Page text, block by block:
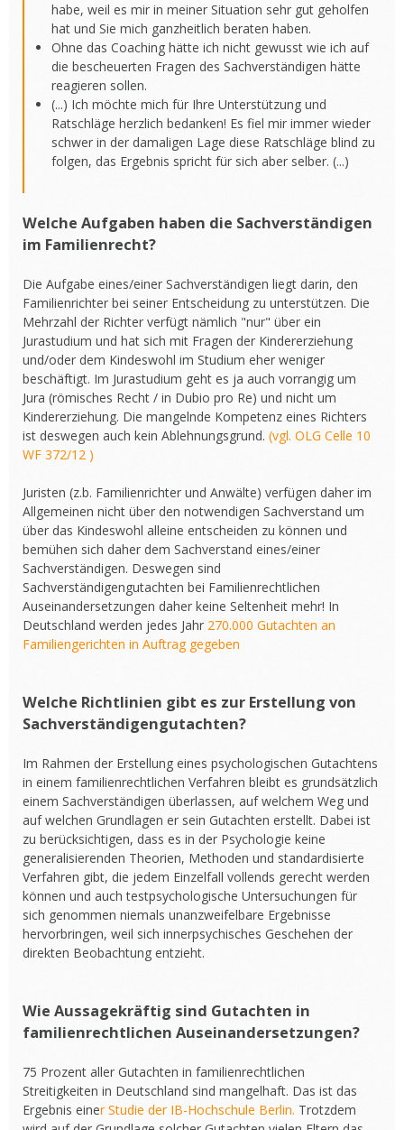
habe, weil es mir in meiner Situation sehr gut geholfen
hat und Sie mich ganzheitlich beraten haben.
Ohne das Coaching hätte ich nicht gewusst wie ich auf
die bescheuerten Fragen des Sachverständigen hätte
reagieren sollen.
(...) Ich möchte mich für Ihre Unterstützung und
Ratschläge herzlich bedanken! Es fiel mir immer wieder
schwer in der damaligen Lage diese Ratschläge blind zu
folgen, das Ergebnis spricht für sich aber selber. (...)
Welche Aufgaben haben die Sachverständigen
im Familienrecht?
Die Aufgabe eines/einer Sachverständigen liegt darin, den
Familienrichter bei seiner Entscheidung zu unterstützen. Die
Mehrzahl der Richter verfügt nämlich "nur" über ein
Jurastudium und hat sich mit Fragen der Kindererziehung
und/oder dem Kindeswohl im Studium eher weniger
beschäftigt. Im Jurastudium geht es ja auch vorrangig um
Jura (römisches Recht / in Dubio pro Re) und nicht um
Kindererziehung. Die mangelnde Kompetenz eines Richters
ist deswegen auch kein Ablehnungsgrund. (vgl. OLG Celle 10
WF 372/12 )
Juristen (z.b. Familienrichter und Anwälte) verfügen daher im
Allgemeinen nicht über den notwendigen Sachverstand um
über das Kindeswohl alleine entscheiden zu können und
bemühen sich daher dem Sachverstand eines/einer
Sachverständigen. Deswegen sind
Sachverständigengutachten bei Familienrechtlichen
Auseinandersetzungen daher keine Seltenheit mehr! In
Deutschland werden jedes Jahr 270.000 Gutachten an
Familiengerichten in Auftrag gegeben
Welche Richtlinien gibt es zur Erstellung von
Sachverständigengutachten?
Im Rahmen der Erstellung eines psychologischen Gutachtens
in einem familienrechtlichen Verfahren bleibt es grundsätzlich
einem Sachverständigen überlassen, auf welchem Weg und
auf welchen Grundlagen er sein Gutachten erstellt. Dabei ist
zu berücksichtigen, dass es in der Psychologie keine
generalisierenden Theorien, Methoden und standardisierte
Verfahren gibt, die jedem Einzelfall vollends gerecht werden
können und auch testpsychologische Untersuchungen für
sich genommen niemals unanzweifelbare Ergebnisse
hervorbringen, weil sich innerpsychisches Geschehen der
direkten Beobachtung entzieht.
Wie Aussagekräftig sind Gutachten in
familienrechtlichen Auseinandersetzungen?
75 Prozent aller Gutachten in familienrechtlichen
Streitigkeiten in Deutschland sind mangelhaft. Das ist das
Ergebnis einer Studie der IB-Hochschule Berlin. Trotzdem